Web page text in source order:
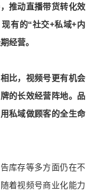
推动直播带货转化效
有的“社交+私域+内
经营。
比，视频号更有机会
的长效经营阵地。品
私域做顾客的全生命
库存等多方面仍在不
着视频号商业化能力